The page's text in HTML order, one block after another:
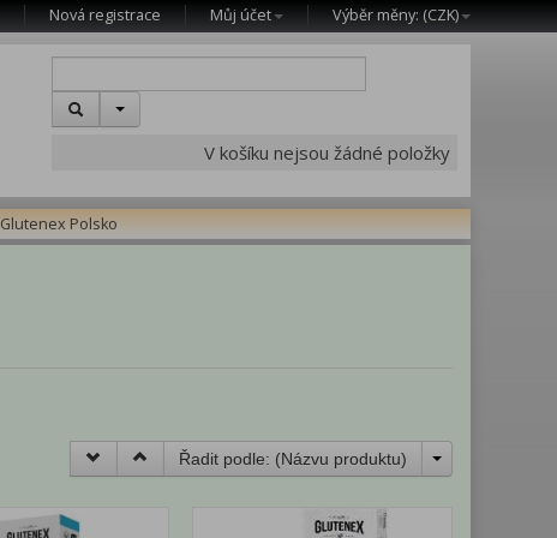
Nová registrace Můj účet Výběr měny: (CZK)
V košíku nejsou žádné položky
Glutenex Polsko
Řadit podle: (Názvu produktu)